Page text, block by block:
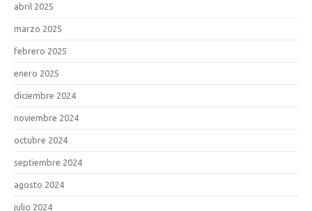
abril 2025
marzo 2025
febrero 2025
enero 2025
diciembre 2024
noviembre 2024
octubre 2024
septiembre 2024
agosto 2024
julio 2024